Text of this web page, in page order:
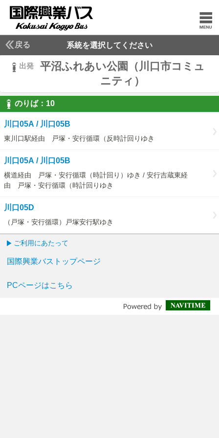
戻る 系統を選択してください
出発
平沼ふれあい公園（川口市コミュ
ニティ）
のりば： 10
10
川口05A / 川口05B
東川口駅経由 戸塚・安行循環（反時計回りゆき
川口05A / 川口05B
横道経由 戸塚・安行循環（時計回り）ゆき / 安行吉蔵東経
由 戸塚・安行循環（時計回りゆき
川口05D
（戸塚・安行循環）戸塚安行駅ゆき
ご利用にあたって
国際興業バストップページ
PCページはこちら